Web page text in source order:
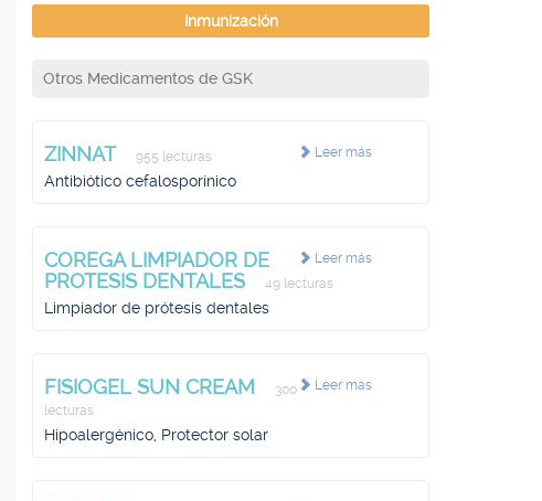
Inmunización
Otros Medicamentos de GSK
Leer más
ZINNAT 955 lecturas
Antibiótico cefalosporínico
Leer más
COREGA LIMPIADOR DE
PROTESIS DENTALES
49 lecturas
Limpiador de prótesis dentales
Leer más
FISIOGEL SUN CREAM
300
lecturas
Hipoalergénico, Protector solar